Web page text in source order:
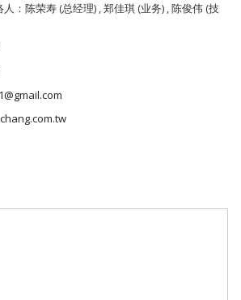
人：陈荣寿 (总经理) , 郑佳琪 (业务) , 陈俊伟 (技